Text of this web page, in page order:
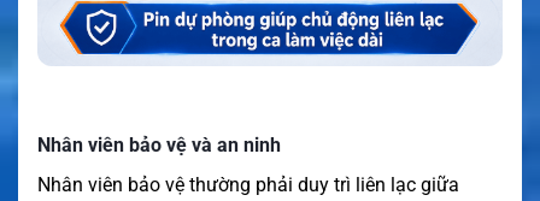
Nhân viên bảo vệ và an ninh
Nhân viên bảo vệ thường phải duy trì liên lạc giữa